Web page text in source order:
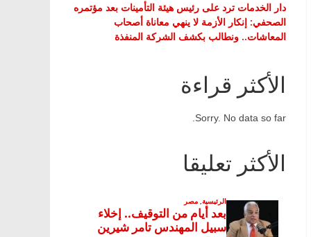
دار الخدمات ترد على رئيس هيئة التأمينات بعد مؤتمره
الصحفي: إنكار الأزمة لا ينهي معاناة أصحاب
المعاشات.. ونطالب بكشف الشركة المنفذة
الأكثر قراءة
Sorry. No data so far.
الأكثر تعليقا